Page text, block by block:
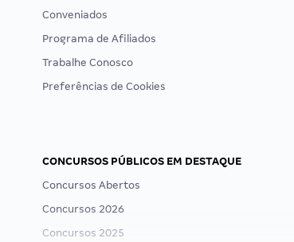
Conveniados
Programa de Afiliados
Trabalhe Conosco
Preferências de Cookies
CONCURSOS PÚBLICOS EM DESTAQUE
Concursos Abertos
Concursos 2026
Concursos 2025